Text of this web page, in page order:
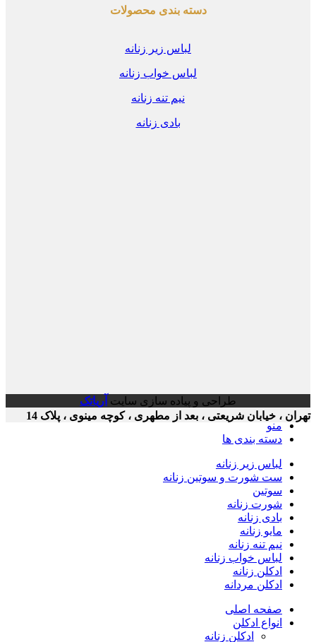
دسته بندی محصولات
لباس زیر زنانه
لباس خواب زنانه
نیم تنه زنانه
بادی زنانه
، خیابان شریعتی ، بعد از مطهری ، کوچه مینوی ، پلاک 14
طراحی و پیاده سازی سایتآریاتک
منو
دسته بندی ها
لباس زیر زنانه
ست شورت و سوتین زنانه
سوتین
شورت زنانه
بادی زنانه
مایو زنانه
نیم تنه زنانه
لباس خواب زنانه
ادکلن زنانه
ادکلن مردانه
صفحه اصلی
انواع ادکلن
ادکلن زنانه